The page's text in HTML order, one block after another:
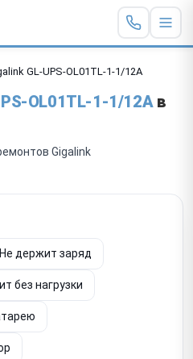
GL-UPS-OL01TL-1-1/12A
OL01TL-1-1/12Aв
Gigalink
Не держит заряд
без нагрузки